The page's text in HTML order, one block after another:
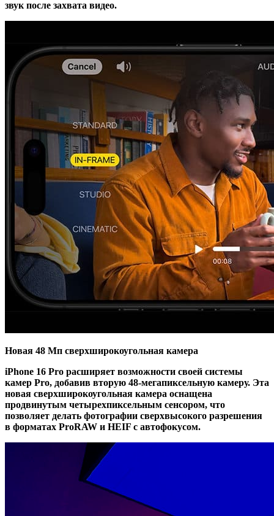
звук после захвата видео.
Новая 48 Мп сверхширокоугольная камера
iPhone 16 Pro расширяет возможности своей системы
камер Pro, добавив вторую 48-мегапиксельную камеру. Эта
новая сверхширокоугольная камера оснащена
продвинутым четырехпиксельным сенсором, что
позволяет делать фотографии сверхвысокого разрешения
в форматах ProRAW и HEIF с автофокусом.